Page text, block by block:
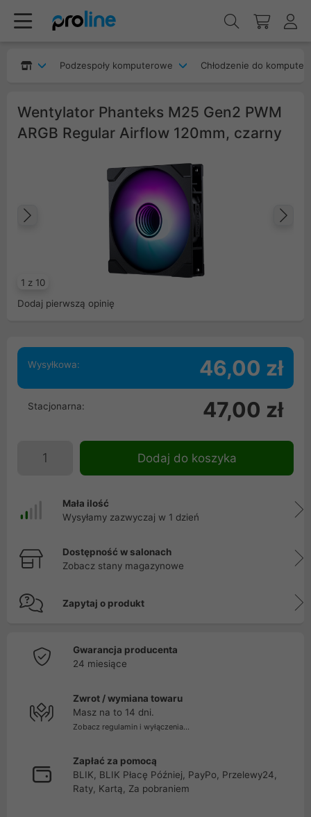
Podzespoły komputerowe Chłodzenie do
Wentylator Phanteks M25 Gen2 PWM
ARGB Regular Airflow 120mm, czarny
1 z 10
Poprzedni
Dodaj pierwszą opinię
Wysyłkowa: 46,00 zł
Stacjonarna: 47,00 zł
Dodaj do koszyka
Mała ilość
Wysyłamy zazwyczaj w 1 dzień
Dostępność w salonach
Zobacz stany magazynowe
Zapytaj o produkt
Gwarancja producenta
24 miesiące
Zwrot / wymiana towaru
Masz na to 14 dni.
Zobacz regulamin i wyłączenia...
Zapłać za pomocą
BLIK, BLIK Płacę Później, PayPo, Przelewy24,
Raty, Kartą, Za pobraniem